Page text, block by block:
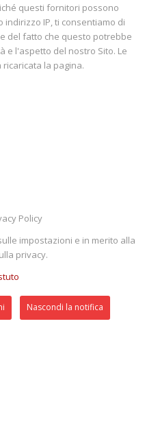
questi fornitori possono
indirizzo IP, ti consentiamo di
del fatto che questo potrebbe
e l'aspetto del nostro Sito. Le
la pagina.
Policy
impostazioni e in merito alla
privacy.
Nascondi la notifica